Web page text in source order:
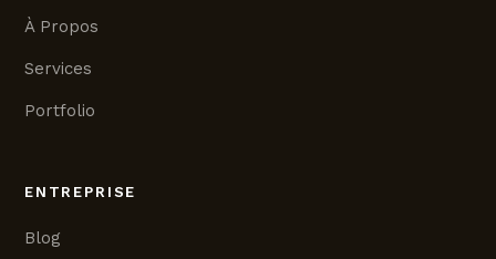
À Propos
Services
Portfolio
ENTREPRISE
Blog